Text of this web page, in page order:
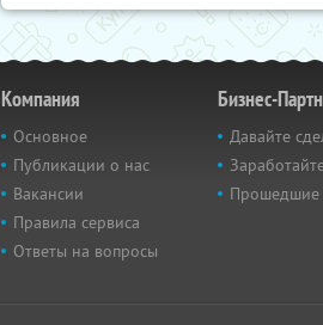
Компания
Основное
Публикации о нас
Вакансии
Правила сервиса
Ответы на вопросы
Бизнес-
Давайте
Прошедшие